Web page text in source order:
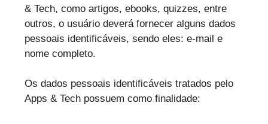
& Tech, como artigos, ebooks, quizzes, entre
outros, o usuário deverá fornecer alguns dados
pessoais identificáveis, sendo eles: e-mail e
nome completo.
Os dados pessoais identificáveis tratados pelo
Apps & Tech possuem como finalidade: